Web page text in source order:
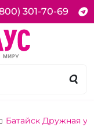
301-70-69
Батайск Дружная